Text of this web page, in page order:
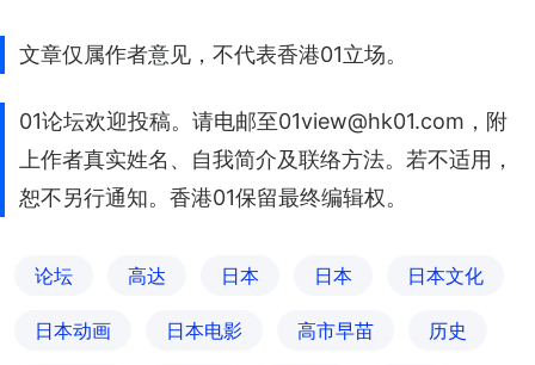
文章仅属作者意见，不代表香港01立场。
01论坛欢迎投稿。请电邮至01view@hk01.com，附
上作者真实姓名、自我简介及联络方法。若不适用，
恕不另行通知。香港01保留最终编辑权。
论坛 高达 日本 日本 日本文化
日本动画 日本电影 高市早苗 历史